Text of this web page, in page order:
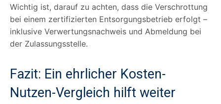
Wichtig ist, darauf zu achten, dass die Verschrottung
bei einem zertifizierten Entsorgungsbetrieb erfolgt –
inklusive Verwertungsnachweis und Abmeldung bei
der Zulassungsstelle.
Fazit: Ein ehrlicher Kosten-
Nutzen-Vergleich hilft weiter